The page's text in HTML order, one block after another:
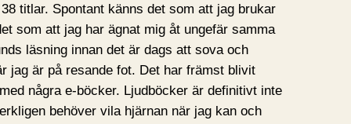
titlar. Spontant känns det som att jag brukar
som att jag har ägnat mig åt ungefär samma
läsning innan det är dags att sova och
jag är på resande fot. Det har främst blivit
några e-böcker. Ljudböcker är definitivt inte
behöver vila hjärnan när jag kan och